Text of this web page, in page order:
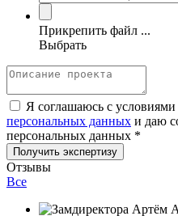
Прикрепить файл ...
Выбрать
Я соглашаюсь с условиями
персональных данных и даю
персональных данных *
Отзывы
Все